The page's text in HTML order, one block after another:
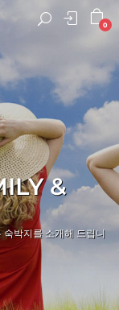
0
&
숙박지를 소개해 드립니